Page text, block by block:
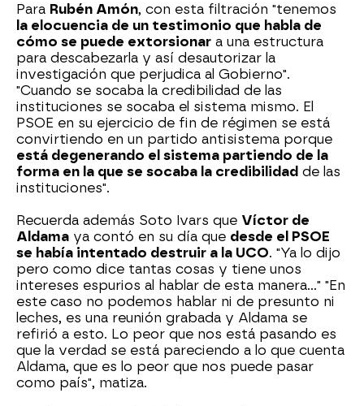
Para Rubén Amón, con esta filtración "tenemos
la elocuencia de un testimonio que habla de
cómo se puede extorsionar a una estructura
para descabezarla y así desautorizar la
investigación que perjudica al Gobierno".
"Cuando se socaba la credibilidad de las
instituciones se socaba el sistema mismo. El
PSOE en su ejercicio de fin de régimen se está
convirtiendo en un partido antisistema porque
está degenerando el sistema partiendo de la
forma en la que se socaba la credibilidad de las
instituciones".
Recuerda además Soto Ivars que Víctor de
Aldama ya contó en su día que desde el PSOE
se había intentado destruir a la UCO. "Ya lo dijo
pero como dice tantas cosas y tiene unos
intereses espurios al hablar de esta manera..." "En
este caso no podemos hablar ni de presunto ni
leches, es una reunión grabada y Aldama se
refirió a esto. Lo peor que nos está pasando es
que la verdad se está pareciendo a lo que cuenta
Aldama, que es lo peor que nos puede pasar
como país", matiza.